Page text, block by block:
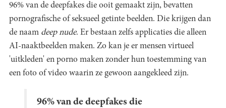
96% van de deepfakes die ooit gemaakt zijn, bevatten
pornografische of seksueel getinte beelden. Die krijgen dan
de naam deep nude. Er bestaan zelfs applicaties die alleen
AI-naaktbeelden maken. Zo kan je er mensen virtueel
'uitkleden' en porno maken zonder hun toestemming van
een foto of video waarin ze gewoon aangekleed zijn.
96% van de deepfakes die